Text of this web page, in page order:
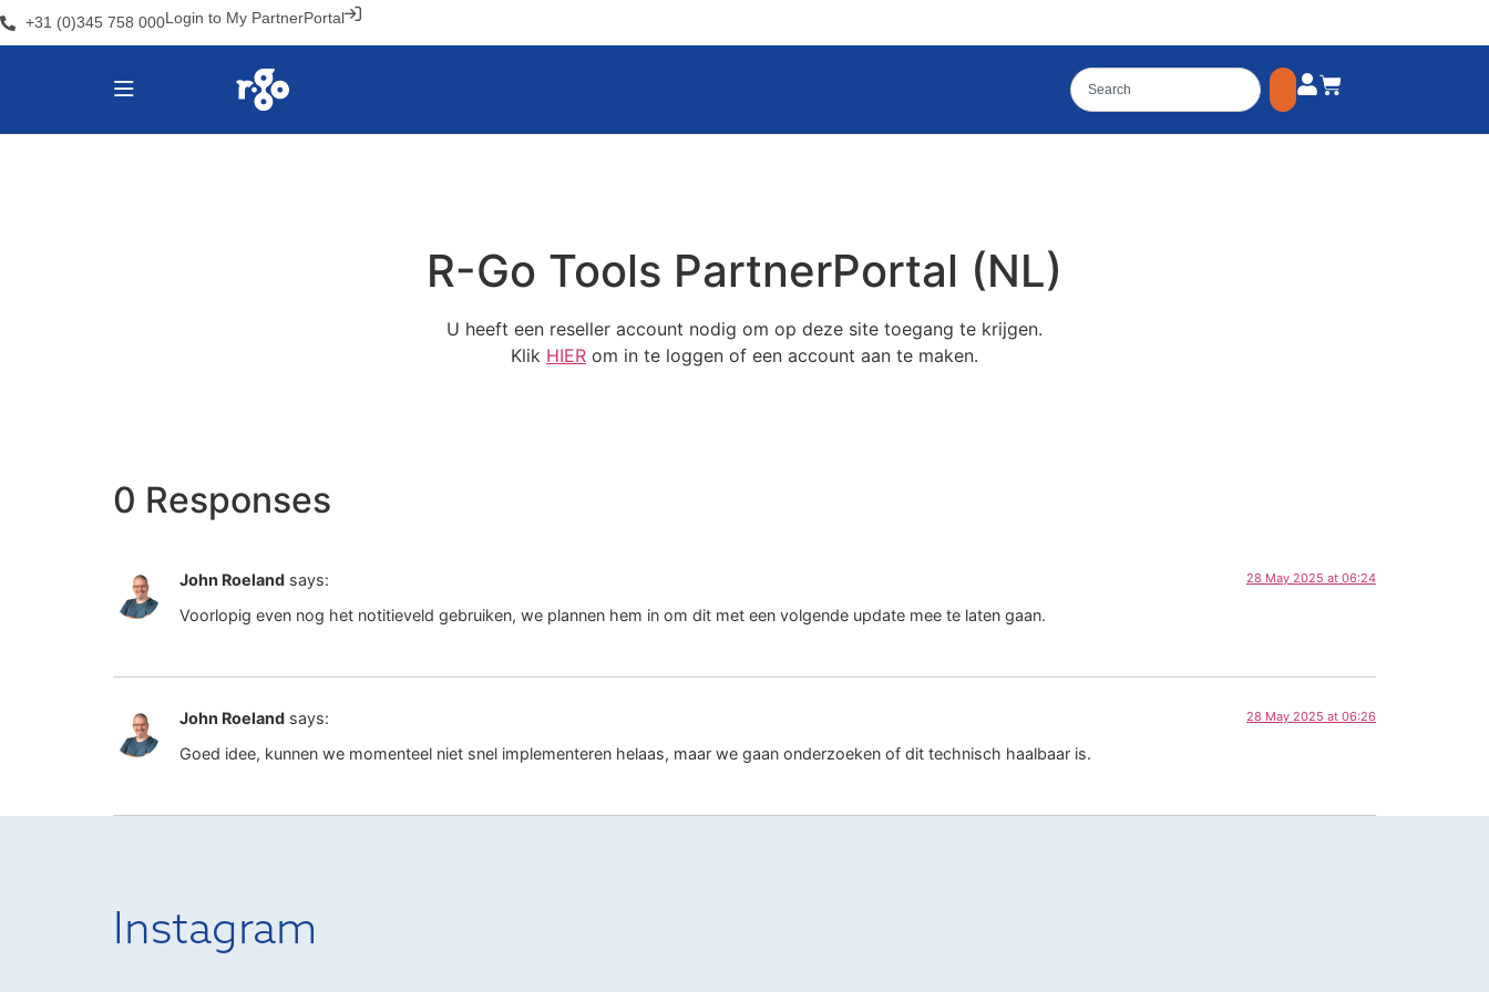
+31 (0)345 758 000Login to My PartnerPortal
R-Go Tools PartnerPortal (NL)
U heeft een reseller account nodig om op deze site toegang te krijgen.
Klik HIER om in te loggen of een account aan te maken.
0 Responses
John Roeland says: 28 May 2025 at 06:24
Voorlopig even nog het notitieveld gebruiken, we plannen hem in om dit met een volgende update mee te laten gaan.
John Roeland says: 28 May 2025 at 06:26
Goed idee, kunnen we momenteel niet snel implementeren helaas, maar we gaan onderzoeken of dit technisch haalbaar is.
Instagram